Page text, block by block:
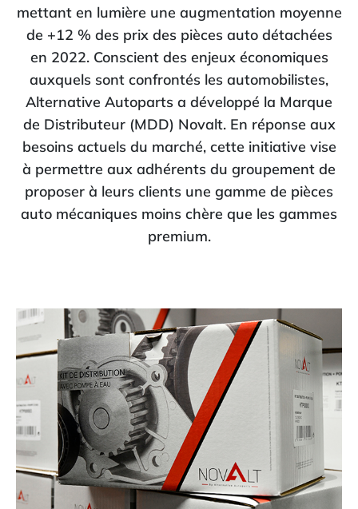
mettant en lumière une augmentation moyenne
de +12 % des prix des pièces auto détachées
en 2022.Conscient des enjeux économiques
auxquels sont confrontés les automobilistes,
Alternative Autoparts a développé la Marque
de Distributeur (MDD) Novalt.En réponse aux
besoins actuels du marché, cette initiative vise
à permettre aux adhérents du groupement de
proposer à leurs clients une gamme de pièces
auto mécaniques moins chère que les gammes
premium.